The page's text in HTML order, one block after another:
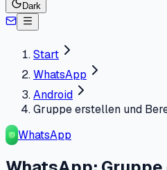
Dark
Start
WhatsApp
Android
Gruppe erstellen und
WhatsApp